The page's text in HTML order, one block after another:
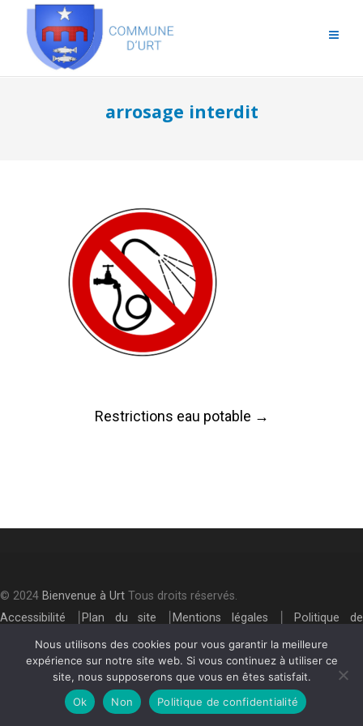
arrosage interdit
Restrictions eau potable →
© 2024 Bienvenue à Urt Tous droits réservés.
Accessibilité
Plan du site Mentions légales
Politique de
confidentialité
Nous utilisons des cookies pour vous garantir la meilleure
expérience sur notre site web. Si vous continuez à utiliser ce
site, nous supposerons que vous en êtes satisfait.
Ok
Non Politique de confidentialité